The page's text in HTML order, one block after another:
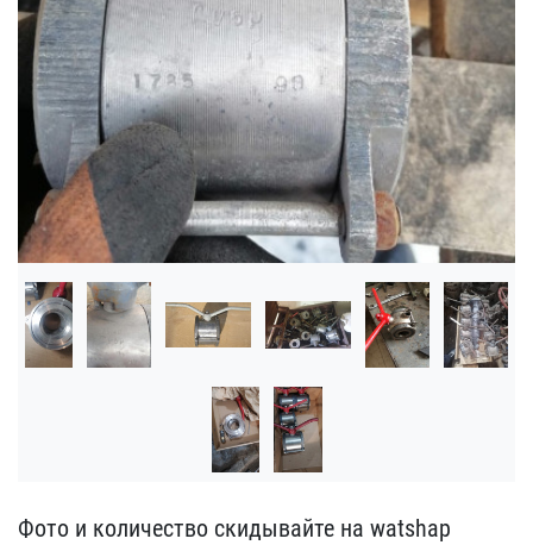
Фото и количество скидыв​айте на watshap